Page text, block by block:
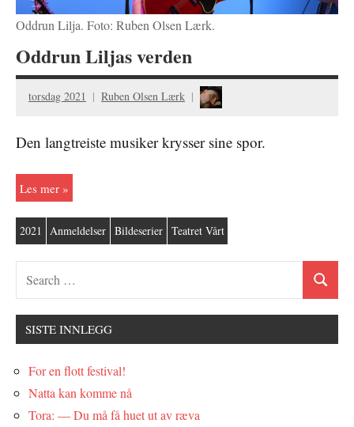
Oddrun Lilja. Foto: Ruben Olsen Lærk.
Oddrun Liljas verden
torsdag 2021 Ruben Olsen Lærk
Den langtreiste musiker krysser sine spor.
Les mer
2021 Anmeldelser Bildeserier Teatret Vårt
SISTE INNLEGG
For en flott festival!
Natta kan komme nå
Tora: — Du må få huet ut av ræva